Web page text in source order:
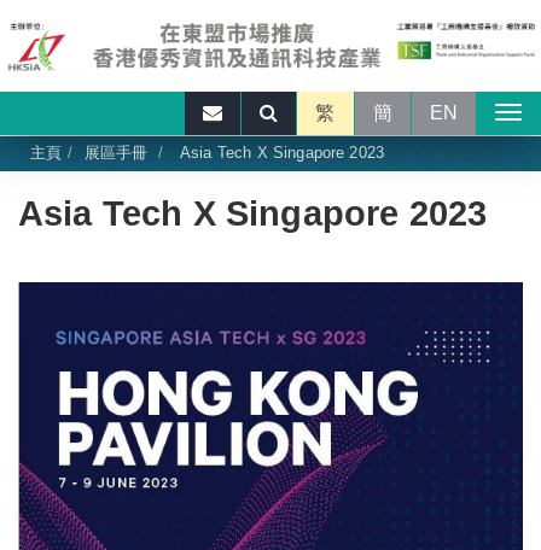
繁 簡 EN
主頁 展區手冊 Asia Tech X Singapore 2023
Asia Tech X Singapore 2023